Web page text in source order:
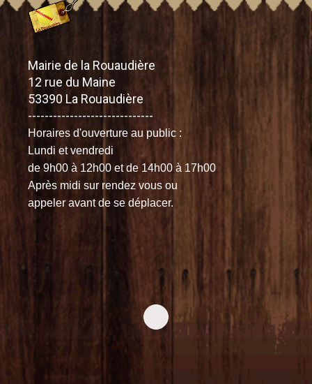
Mairie de la Rouaudière
12 rue du Maine
53390 La Rouaudière
------------------------------
Horaires d'ouverture au public :
Lundi et vendredi
de 9h00 à 12h00 et de 14h00 à 17h00
Après midi sur rendez vous ou
appeler avant de se déplacer.